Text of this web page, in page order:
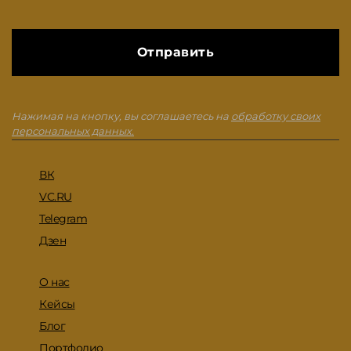
Нажимая на кнопку, вы соглашаетесь на обработку своих
персональных данных.
ВК
VC.RU
Telegram
Дзен
О нас
Кейсы
Блог
Портфолио